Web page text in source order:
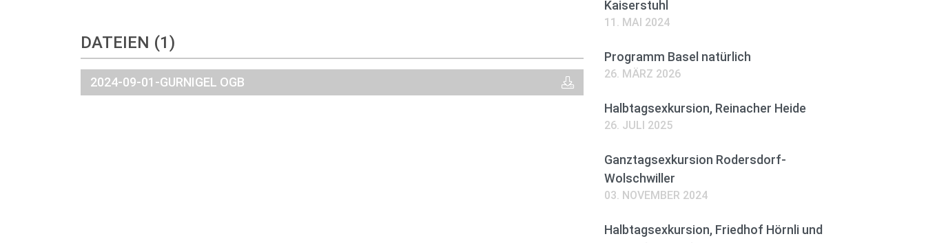
DATEIEN (1)
2024-09-01-GURNIGEL OGB
Kaiserstuhl
11. MAI 2024
Programm Basel natürlich
26. MÄRZ 2026
Halbtagsexkursion, Reinacher Heide
26. JULI 2025
Ganztagsexkursion Rodersdorf-
Wolschwiller
03. NOVEMBER 2024
Halbtagsexkursion, Friedhof Hörnli und